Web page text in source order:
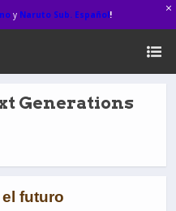
y Naruto Sub. Español!
Generations
futuro